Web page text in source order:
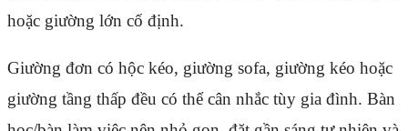
hoặc giường lớn cố định.
Giường đơn có hộc kéo, giường sofa, giường kéo hoặc
giường tầng thấp đều có thể cân nhắc tùy gia đình. Bàn